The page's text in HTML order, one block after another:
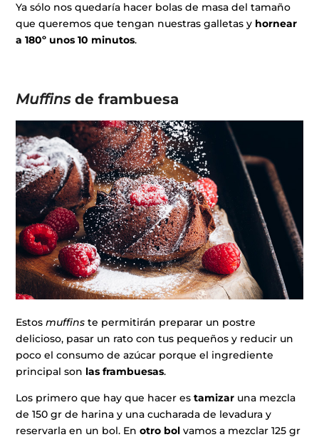
Ya sólo nos quedaría hacer bolas de masa del tamaño
que queremos que tengan nuestras galletas y hornear
a 180º unos 10 minutos.
Muffinsde frambuesa
Estosmuffinste permitirán preparar un postre
delicioso, pasar un rato con tus pequeños y reducir un
poco el consumo de azúcar porque el ingrediente
principal son las frambuesas.
Los primero que hay que hacer estamizar una mezcla
de 150 gr de harina y una cucharada de levadura y
reservarla en un bol. Enotro bol vamos a mezclar 125 gr